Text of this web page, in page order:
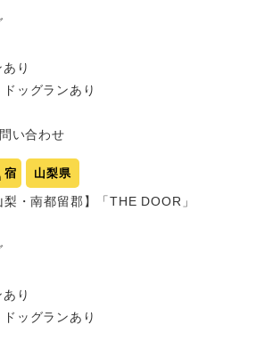
り
ッグランあり
い合わせ
宿 山梨県
梨・南都留郡】「THE DOOR」
り
ッグランあり